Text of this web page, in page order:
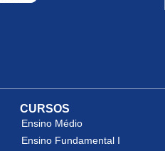
CURSOS
Ensino Médio
Ensino Fundamental I